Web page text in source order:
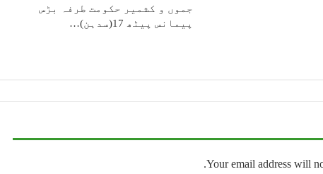
جموں و کشمیر حکومت طرفہ بڑس
پیمانس پیٹھ 17(سدہن)…
Your email address will